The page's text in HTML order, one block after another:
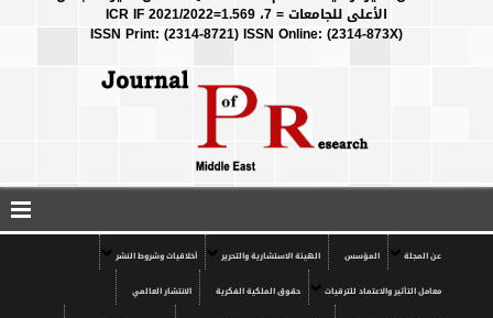
الأعلى للجامعات = 7، ICR IF 2021/2022=1.569
(ISSN Print: (2314-8721) ISSN Online: (2314-873X
عن المجلة المؤسس الهيئة الاستشارية والتحرير أخلاقيات وشروط النشر
معامل التأثير والاعتماد للترقيات حقوق الملكية الفكرية الانتشار العالمي